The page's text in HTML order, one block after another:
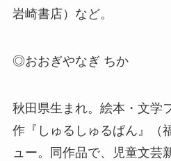
岩崎書店）など。
◎おおぎやなぎ ちか
秋田県生まれ。絵本・文学
作『しゅるしゅるぱん』（
ュー。同作品で、児童文芸